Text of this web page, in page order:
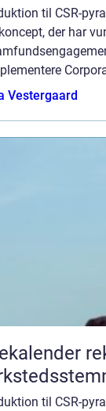
til CSR-
der har
Vestergaard
reklame, blikfang og klassisk
til CSR-